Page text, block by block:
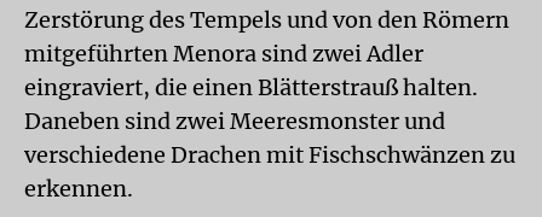
Zerstörung des Tempels und von den Römern
mitgeführten Menora sind zwei Adler
eingraviert, die einen Blätterstrauß halten.
Daneben sind zwei Meeresmonster und
verschiedene Drachen mit Fischschwänzen zu
erkennen.